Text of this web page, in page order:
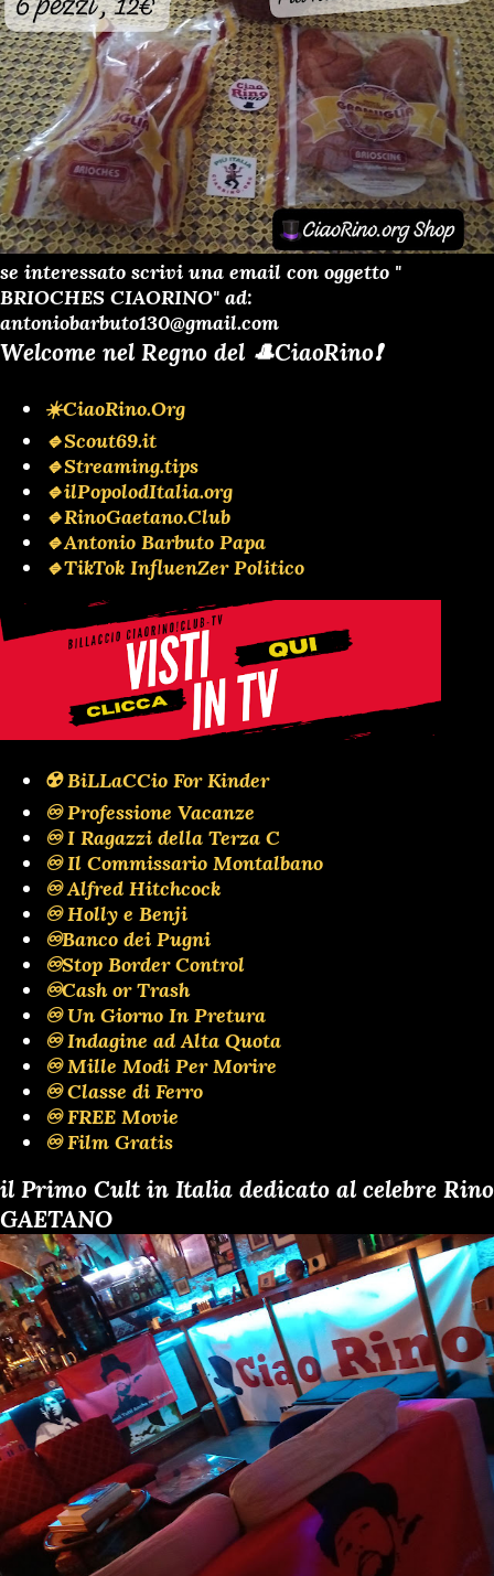
se interessato scrivi una email con oggetto "
BRIOCHES CIAORINO" ad:
antoniobarbuto130@gmail.com
Welcome nel Regno del 🎩CiaoRino❗️
☀️CiaoRino.Org
🔹Scout69.it
🔹Streaming.tips
🔹ilPopolodItalia.org
🔹RinoGaetano.Club
🔹Antonio Barbuto Papa
🔹TikTok InfluenZer Politico
☢️ BiLLaCCio For Kinder
♾️ Professione Vacanze
♾️ I Ragazzi della Terza C
♾️ Il Commissario Montalbano
♾️ Alfred Hitchcock
♾️ Holly e Benji
♾️Banco dei Pugni
♾️Stop Border Control
♾️Cash or Trash
♾️ Un Giorno In Pretura
♾️ Indagine ad Alta Quota
♾️ Mille Modi Per Morire
♾️ Classe di Ferro
♾️ FREE Movie
♾️ Film Gratis
il Primo Cult in Italia dedicato al celebre Rino
GAETANO